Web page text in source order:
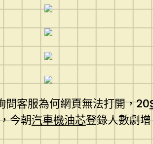
問客服為何網頁無法打開，20
今朝汽車機油芯登錄人數劇